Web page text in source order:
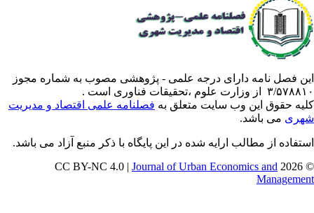
فصل نامه دارای درجه علمی - پژوهشی مصوب به شماره مجوز
وزارت علوم ،تحقیقات فناوری است .
حقوق این وب سایت متعلق بهفصلنامه علمی اقتصاد و مدیریت
می باشد.
از مطالب ارایه شده در این پایگاه با ذکر منبع آزاد می باشد.
©
Journal of Urban Economics and